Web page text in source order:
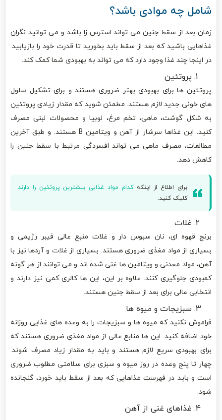
شامل چه موادی باشد؟
زمان بعد از سقط جنین می تواند استرس زا باشد و می توانید نگران
غذاهایی باشید که بعد از سقط باید بخورید تا قدرت خود را بازیابید.
در اینجا چند غذا وجود دارد که می تواند به بهبودی شما کمک کند.
پروتئین
پروتئین ها برای بهبودی بهتر ضروری هستند و برای تشکیل سلول
های خونی جدید لازم هستند. مطمئن شوید که مقدار زیادی پروتئین
به شکل گوشت، ماهی، تخم مرغ، لوبیا و محصولات لبنی مصرف
کنید. این غذاها سرشار از آهن و ویتامین B هستند. و طبق آخرین
مطالعات، مصرف ماهی می تواند افسردگی مرتبط با سقط جنین را
کاهش دهد.
برای اطلاع از اینکهکدام مواد غذایی بیشترین پروتئین را دارند
کلیک کنید.
غلات
برنج قهوه ای، نان سبوس دار و غلات منبع عالی فیبر رژیمی و
بسیاری از مواد مغذی ضروری هستند. بسیاری از غلات و آردها نیز با
آهن، مواد معدنی و ویتامین ها غنی شده اند و می توانند از هر گونه
کمبودی جلوگیری کنند. علاوه بر این، این ها کالری کمی نیز دارند و
انتخابی عالی برای بعد از سقط جنین هستند.
سبزیجات و میوه ها
فراموش نکنید که میوه ها و سبزیجات را به وعده های غذایی روزانه
خود اضافه کنید. این ها منابع عالی از مواد مغذی ضروری هستند که
برای بهبودی سریع لازم هستند و باید به مقدار زیاد مصرف شوند.
چهار تا پنج وعده در روز میوه و سبزی برای سلامتی مطلوب ضروری
است و باید در فهرست غذاهایی که بعد از سقط باید خورد، گنجانده
شود.
غذاهای غنی از آهن